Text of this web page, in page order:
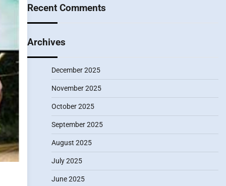
Recent Comments
Archives
December 2025
November 2025
October 2025
September 2025
August 2025
July 2025
June 2025